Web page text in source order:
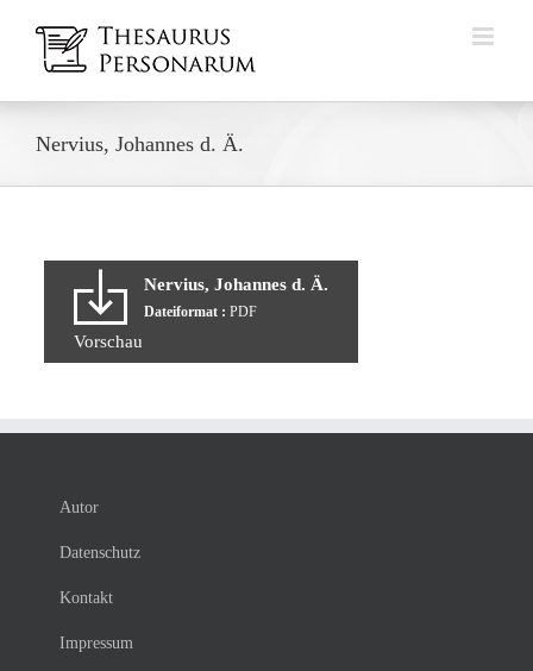
Inhalt
springen
Nervius, Johannes d. Ä.
Nervius, Johannes d. Ä.
Dateiformat : PDF
Vorschau
Autor
Datenschutz
Kontakt
Impressum